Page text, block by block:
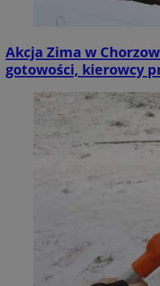
Akcja Zima w
gotowości, kierowcy